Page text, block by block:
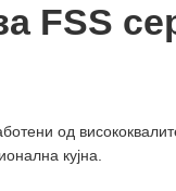
FSS
од
кујна.